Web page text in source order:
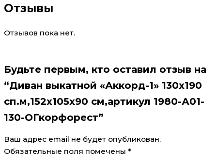
Отзывы
Отзывов пока нет.
Будьте первым, кто оставил отзыв на
“Диван выкатной «Аккорд-1» 130х190
сп.м,152х105х90 см,артикул 1980-А01-
130-ОГкорфорест”
Ваш адрес email не будет опубликован.
Обязательные поля помечены *